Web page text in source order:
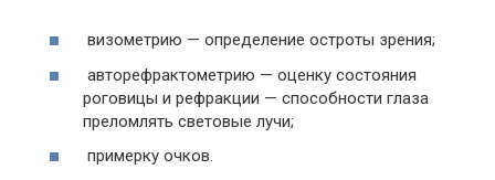
визометрию — определение остроты зрения;
авторефрактометрию — оценку состояния
роговицы и рефракции — способности глаза
преломлять световые лучи;
примерку очков.